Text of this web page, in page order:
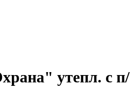
утепл. с п/